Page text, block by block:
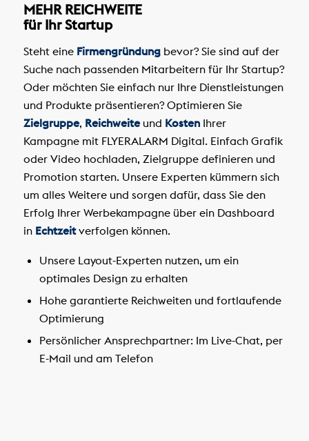
MEHR REICHWEITE
für Ihr Startup
Steht eine Firmengründungbevor? Sie sind auf der
Suche nach passenden Mitarbeitern für Ihr Startup?
Oder möchten Sie einfach nur Ihre Dienstleistungen
und Produkte präsentieren? Optimieren Sie
Zielgruppe, Reichweiteund Kosten Ihrer
Kampagne mit FLYERALARM Digital. Einfach Grafik
oder Video hochladen, Zielgruppe definieren und
Promotion starten. Unsere Experten kümmern sich
um alles Weitere und sorgen dafür, dass Sie den
Erfolg Ihrer Werbekampagne über ein Dashboard
in Echtzeitverfolgen können.
Unsere Layout-Experten nutzen, um ein
optimales Design zu erhalten
Hohe garantierte Reichweiten und fortlaufende
Optimierung
Persönlicher Ansprechpartner: Im Live-Chat, per
E-Mail und am Telefon